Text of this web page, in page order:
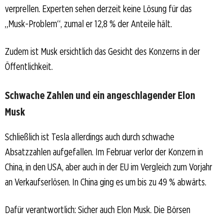
verprellen. Experten sehen derzeit keine Lösung für das
„Musk-Problem“, zumal er 12,8 % der Anteile hält.
Zudem ist Musk ersichtlich das Gesicht des Konzerns in der
Öffentlichkeit.
Schwache Zahlen und ein angeschlagender Elon
Musk
Schließlich ist Tesla allerdings auch durch schwache
Absatzzahlen aufgefallen. Im Februar verlor der Konzern in
China, in den USA, aber auch in der EU im Vergleich zum Vorjahr
an Verkaufserlösen. In China ging es um bis zu 49 % abwärts.
Dafür verantwortlich: Sicher auch Elon Musk. Die Börsen